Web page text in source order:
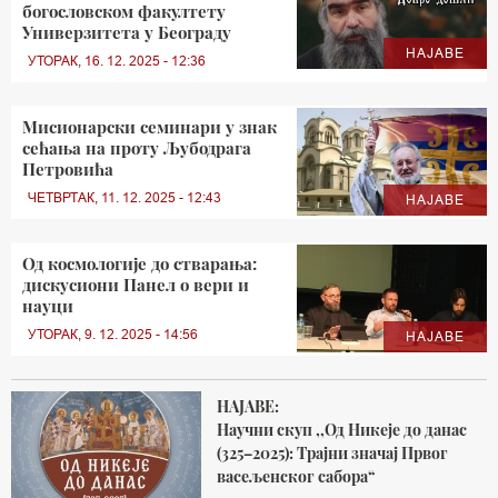
НАЈАВЕ
богословском факултету
Универзитета у Београду
УТОРАК, 16. 12. 2025 - 12:36
НАЈАВЕ
Мисионарски семинари у знак
сећања на проту Љубодрага
Петровића
ЧЕТВРТАК, 11. 12. 2025 - 12:43
НАЈАВЕ
Од космологије до стварања:
дискусиони Панел о вери и
науци
УТОРАК, 9. 12. 2025 - 14:56
НАЈАВЕ:
Научни скуп ,,Од Никеје до данас
(325–2025): Трајни значај Првог
васељенског сабора“